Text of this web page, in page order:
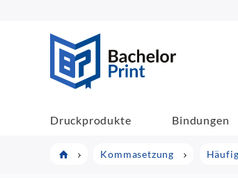
Druckprodukte Bindungen
Kommasetzung